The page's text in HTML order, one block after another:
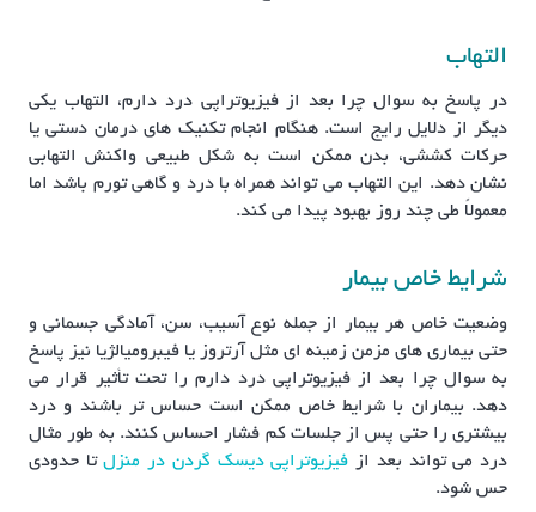
التهاب
در پاسخ به سوال چرا بعد از فیزیوتراپی درد دارم، التهاب یکی
دیگر از دلایل رایج است. هنگام انجام تکنیک های درمان دستی یا
حرکات کششی، بدن ممکن است به شکل طبیعی واکنش التهابی
نشان دهد. این التهاب می تواند همراه با درد و گاهی تورم باشد اما
معمولاً طی چند روز بهبود پیدا می کند.
شرایط خاص بیمار
وضعیت خاص هر بیمار از جمله نوع آسیب، سن، آمادگی جسمانی و
حتی بیماری های مزمن زمینه ای مثل آرتروز یا فیبرومیالژیا نیز پاسخ
به سوال چرا بعد از فیزیوتراپی درد دارم را تحت تأثیر قرار می
دهد. بیماران با شرایط خاص ممکن است حساس تر باشند و درد
بیشتری را حتی پس از جلسات کم فشار احساس کنند. به طور مثال
درد می تواند بعد از فیزیوتراپی دیسک گردن در منزلتا حدودی
حس شود.